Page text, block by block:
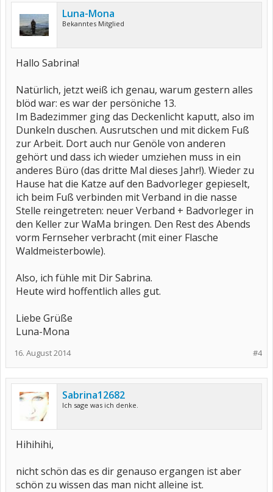
Luna-Mona
Bekanntes Mitglied
Hallo Sabrina!
Natürlich, jetzt weiß ich genau, warum gestern alles
blöd war: es war der persöniche 13.
Im Badezimmer ging das Deckenlicht kaputt, also im
Dunkeln duschen. Ausrutschen und mit dickem Fuß
zur Arbeit. Dort auch nur Genöle von anderen
gehört und dass ich wieder umziehen muss in ein
anderes Büro (das dritte Mal dieses Jahr!). Wieder zu
Hause hat die Katze auf den Badvorleger gepieselt,
ich beim Fuß verbinden mit Verband in die nasse
Stelle reingetreten: neuer Verband + Badvorleger in
den Keller zur WaMa bringen. Den Rest des Abends
vorm Fernseher verbracht (mit einer Flasche
Waldmeisterbowle).
Also, ich fühle mit Dir Sabrina.
Heute wird hoffentlich alles gut.
Liebe Grüße
Luna-Mona
#4
16. August 2014
Sabrina12682
Ich sage was ich denke.
Hihihihi,
nicht schön das es dir genauso ergangen ist aber
schön zu wissen das man nicht alleine ist.